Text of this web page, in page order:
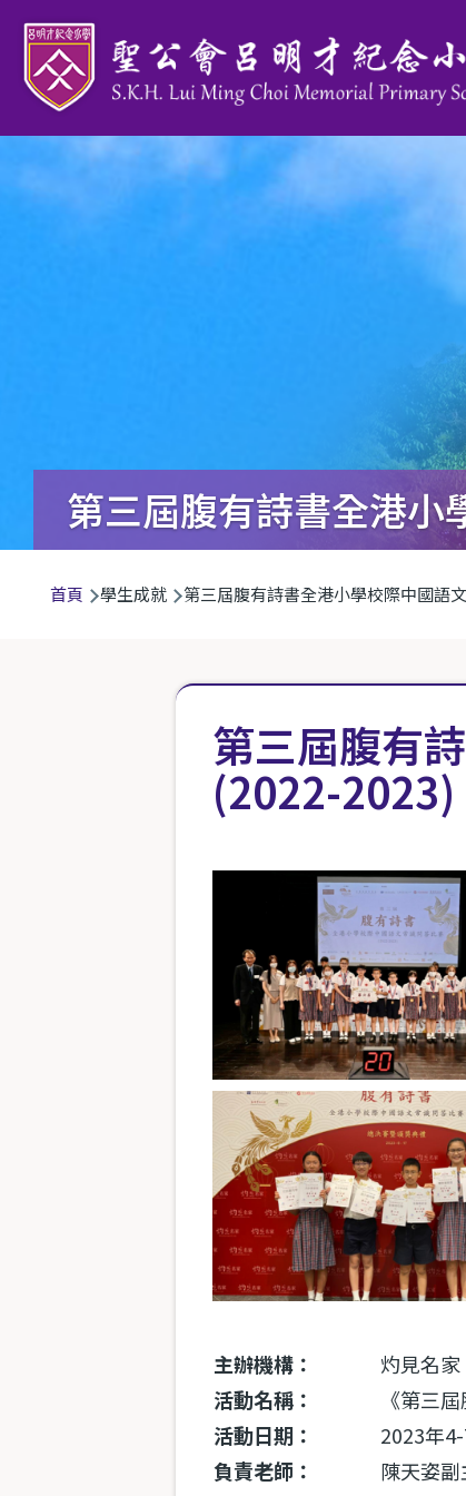
移至主內容
第三屆腹有詩書全港
航
首頁 學生成就 第三屆腹有詩書全港小學校際中國語
第三屆腹有
(2022-2023)
主辦機構：
灼見名家
活動名稱：
《第三
活動日期：
2023年
負責老師：
陳天姿